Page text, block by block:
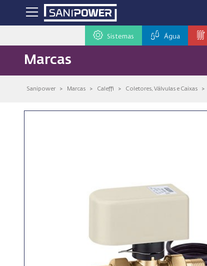
Sistemas Água
Marcas
Sanipower > Marcas > Caleffi > Coletores, Válvulas e Caixas >